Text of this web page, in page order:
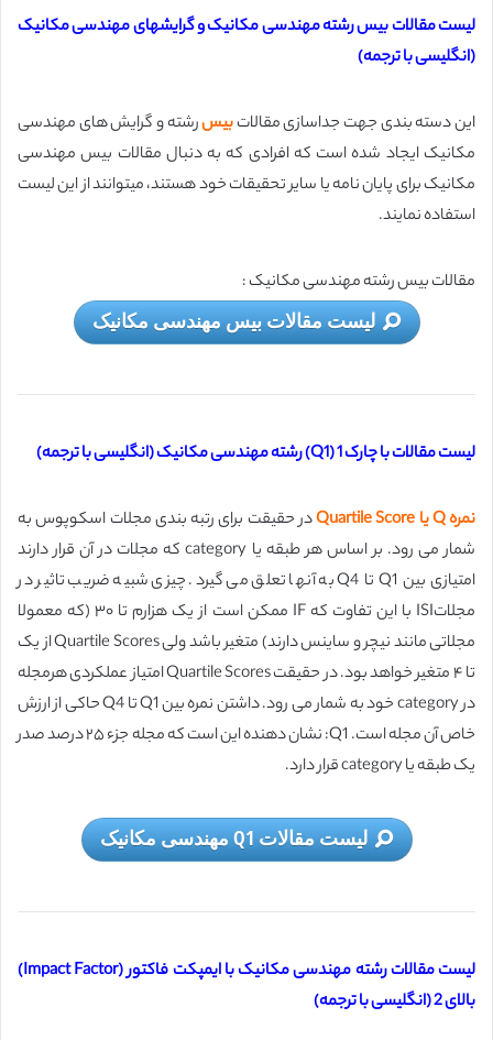
لیست مقالات بیس رشته مهندسی مکانیک و گرایشهای مهندسی مکانیک
(انگلیسی با ترجمه)
این دسته بندی جهت جداسازی مقالاتبیسرشته و گرایش های مهندسی
مکانیک ایجاد شده است که افرادی که به دنبال مقالات بیس مهندسی
مکانیک برای پایان نامه یا سایر تحقیقات خود هستند، میتوانند از این لیست
استفاده نمایند.
مقالات بیس رشته مهندسی مکانیک :
لیست مقالات بیس مهندسی مکانیک
لیست مقالات با چارک 1 (Q1) رشته مهندسی مکانیک (انگلیسی با ترجمه)
نمره Q یا Quartile Score
در حقیقت برای رتبه بندی مجلات اسکوپوس به
شمار می رود. بر اساس هر طبقه یا category که مجلات در آن قرار دارند
امتیازی بین Q1 تا Q4 به آنها تعلق می گیرد. چیزی شبیه ضریب تاثیر در
مجلاتISI با این تفاوت که IF ممکن است از یک هزارم تا ۳۰ (که معمولا
مجلاتی مانند نیچر و ساینس دارند) متغیر باشد ولی Quartile Scores از یک
تا ۴ متغیر خواهد بود. در حقیقت Quartile Scores امتیاز عملکردی هرمجله
در category خود به شمار می رود. داشتن نمره بین Q1 تا Q4 حاکی از ارزش
خاص آن مجله است. Q1: نشان دهنده اين است که مجله جزء ۲۵ درصد صدر
يک طبقه يا category قرار دارد.
لیست مقالات Q1 مهندسی مکانیک
لیست مقالات رشته مهندسی مکانیک با ایمپکت فاکتور (Impact Factor)
بالای 2 (انگلیسی با ترجمه)